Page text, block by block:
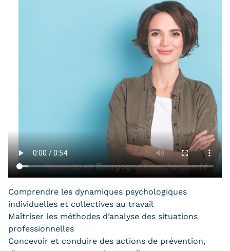
professionnels et personnels
Discrimination/égalité/mixité
Témoignages
Statistiques
FAQ
Téléchargements
Qualiopi
Comprendre les dynamiques psychologiques
individuelles et collectives au travail
Maîtriser les méthodes d’analyse des situations
professionnelles
Concevoir et conduire des actions de prévention,